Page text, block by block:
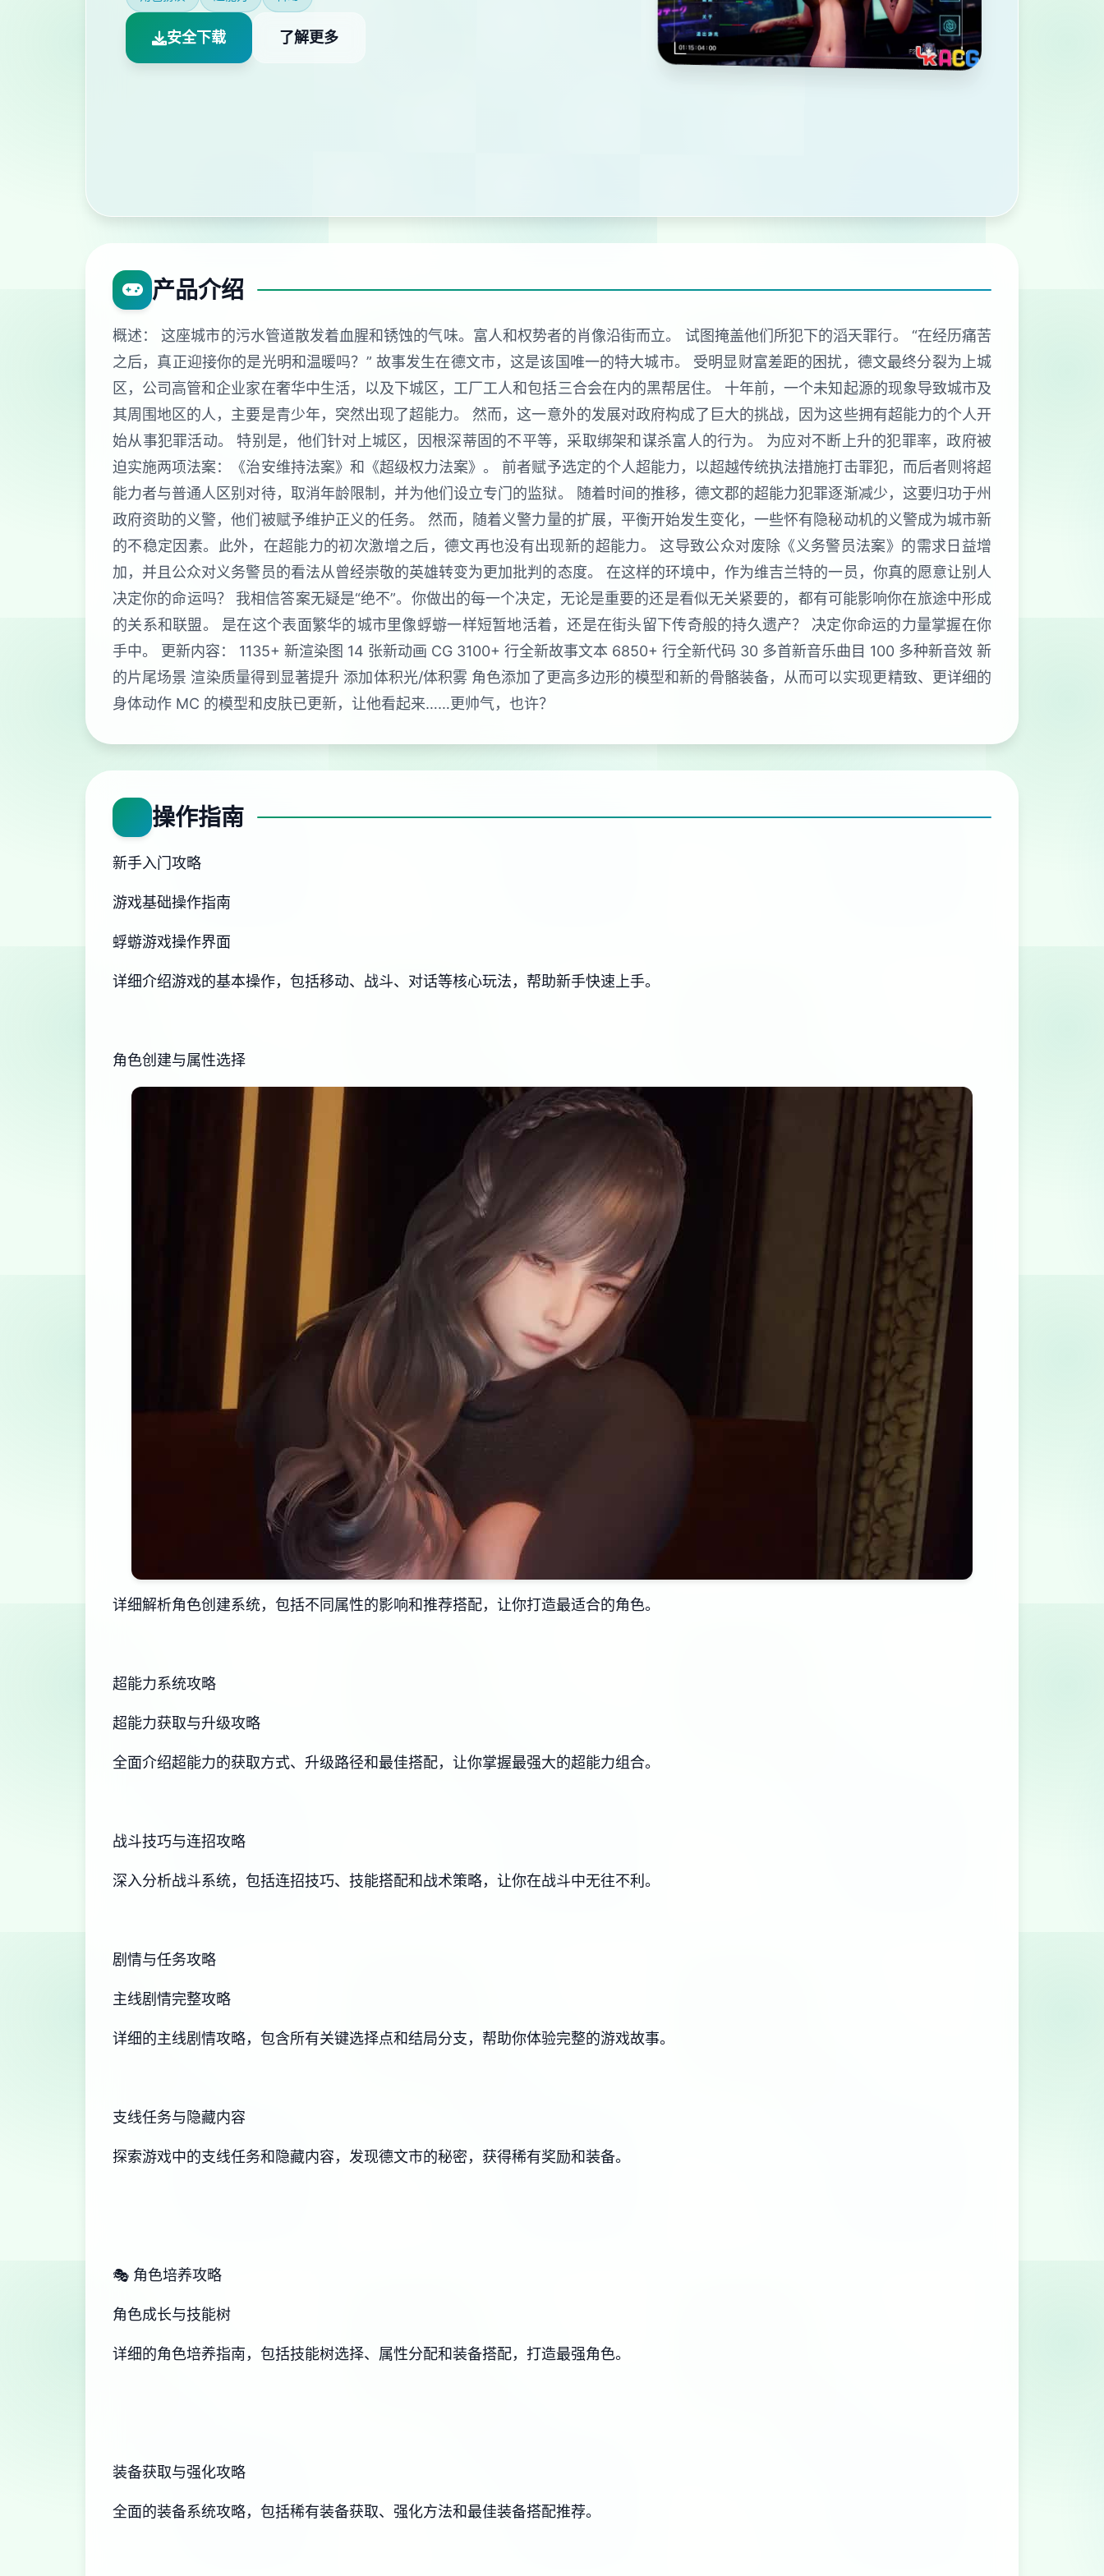
安全下载 了解更多
产品介绍
概述： 这座城市的污水管道散发着血腥和锈蚀的气味。富人和权势者的肖像沿街而立。 试图掩盖他们所犯下的滔天罪行。 “在经历痛苦
之后，真正迎接你的是光明和温暖吗？” 故事发生在德文市，这是该国唯一的特大城市。 受明显财富差距的困扰，德文最终分裂为上城
区，公司高管和企业家在奢华中生活，以及下城区，工厂工人和包括三合会在内的黑帮居住。 十年前，一个未知起源的现象导致城市及
其周围地区的人，主要是青少年，突然出现了超能力。 然而，这一意外的发展对政府构成了巨大的挑战，因为这些拥有超能力的个人开
始从事犯罪活动。 特别是，他们针对上城区，因根深蒂固的不平等，采取绑架和谋杀富人的行为。 为应对不断上升的犯罪率，政府被
迫实施两项法案：《治安维持法案》和《超级权力法案》。 前者赋予选定的个人超能力，以超越传统执法措施打击罪犯，而后者则将超
能力者与普通人区别对待，取消年龄限制，并为他们设立专门的监狱。 随着时间的推移，德文郡的超能力犯罪逐渐减少，这要归功于州
政府资助的义警，他们被赋予维护正义的任务。 然而，随着义警力量的扩展，平衡开始发生变化，一些怀有隐秘动机的义警成为城市新
的不稳定因素。此外，在超能力的初次激增之后，德文再也没有出现新的超能力。 这导致公众对废除《义务警员法案》的需求日益增
加，并且公众对义务警员的看法从曾经崇敬的英雄转变为更加批判的态度。 在这样的环境中，作为维吉兰特的一员，你真的愿意让别人
决定你的命运吗？ 我相信答案无疑是“绝不”。你做出的每一个决定，无论是重要的还是看似无关紧要的，都有可能影响你在旅途中形成
的关系和联盟。 是在这个表面繁华的城市里像蜉蝣一样短暂地活着，还是在街头留下传奇般的持久遗产？ 决定你命运的力量掌握在你
手中。 更新内容： 1135+ 新渲染图 14 张新动画 CG 3100+ 行全新故事文本 6850+ 行全新代码 30 多首新音乐曲目 100 多种新音效 新
的片尾场景 渲染质量得到显著提升 添加体积光/体积雾 角色添加了更高多边形的模型和新的骨骼装备，从而可以实现更精致、更详细的
身体动作 MC 的模型和皮肤已更新，让他看起来……更帅气，也许？
操作指南
新手入门攻略
游戏基础操作指南
蜉蝣游戏操作界面
详细介绍游戏的基本操作，包括移动、战斗、对话等核心玩法，帮助新手快速上手。
角色创建与属性选择
详细解析角色创建系统，包括不同属性的影响和推荐搭配，让你打造最适合的角色。
超能力系统攻略
超能力获取与升级攻略
全面介绍超能力的获取方式、升级路径和最佳搭配，让你掌握最强大的超能力组合。
战斗技巧与连招攻略
深入分析战斗系统，包括连招技巧、技能搭配和战术策略，让你在战斗中无往不利。
剧情与任务攻略
主线剧情完整攻略
详细的主线剧情攻略，包含所有关键选择点和结局分支，帮助你体验完整的游戏故事。
支线任务与隐藏内容
探索游戏中的支线任务和隐藏内容，发现德文市的秘密，获得稀有奖励和装备。
🎭 角色培养攻略
角色成长与技能树
详细的角色培养指南，包括技能树选择、属性分配和装备搭配，打造最强角色。
装备获取与强化攻略
全面的装备系统攻略，包括稀有装备获取、强化方法和最佳装备搭配推荐。